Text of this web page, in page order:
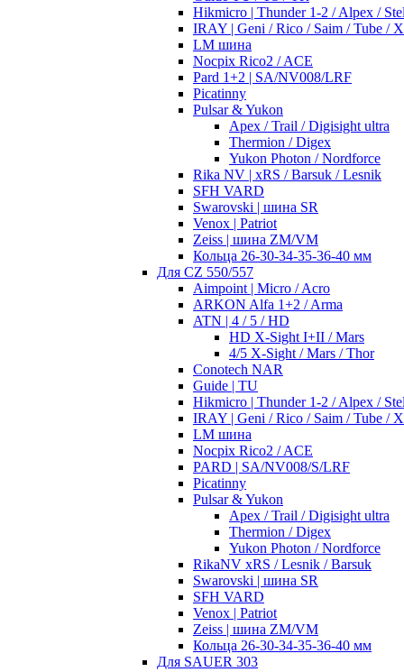
Hikmicro | Thunder 1-2 / Alpex /
IRAY | Geni / Rico / Saim / Tube /
LM шина
Nocpix Rico2 / ACE
Pard 1+2 | SA/NV008/LRF
Picatinny
Pulsar & Yukon
Apex / Trail / Digisight ultra
Thermion / Digex
Yukon Photon / Nordforce
Rika NV | xRS / Barsuk / Lesnik
SFH VARD
Swarovski | шина SR
Venox | Patriot
Zeiss | шина ZM/VM
Кольца 26-30-34-35-36-40 мм
Для CZ 550/557
Aimpoint | Micro / Acro
ARKON Alfa 1+2 / Arma
ATN | 4 / 5 / HD
HD X-Sight I+II / Mars
4/5 X-Sight / Mars / Thor
Conotech NAR
Guide | TU
Hikmicro | Thunder 1-2 / Alpex /
IRAY | Geni / Rico / Saim / Tube /
LM шина
Nocpix Rico2 / ACE
PARD | SA/NV008/S/LRF
Picatinny
Pulsar & Yukon
Apex / Trail / Digisight ultra
Thermion / Digex
Yukon Photon / Nordforce
RikaNV xRS / Lesnik / Barsuk
Swarovski | шина SR
SFH VARD
Venox | Patriot
Zeiss | шина ZM/VM
Кольца 26-30-34-35-36-40 мм
Для SAUER 303